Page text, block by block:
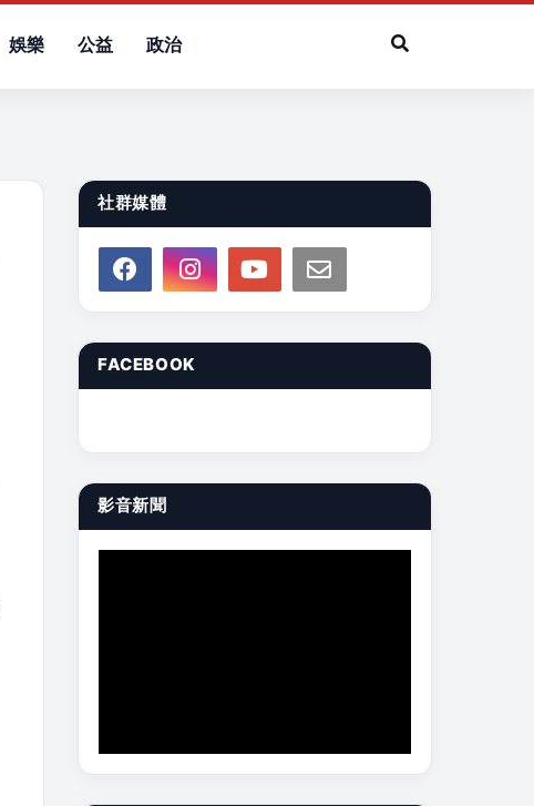
娛樂 公益 政治
社群媒體
FACEBOOK
影音新聞